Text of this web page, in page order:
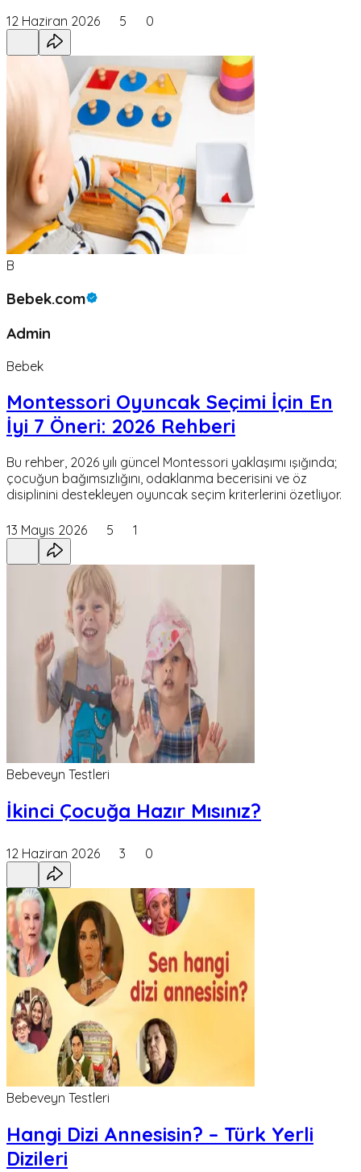
12 Haziran 2026 5 0
B
Bebek.com
Admin
Bebek
Montessori Oyuncak Seçimi İçin En
İyi 7 Öneri: 2026 Rehberi
Bu rehber, 2026 yılı güncel Montessori yaklaşımı ışığında;
çocuğun bağımsızlığını, odaklanma becerisini ve öz
disiplinini destekleyen oyuncak seçim kriterlerini özetliyor.
13 Mayıs 2026 5 1
Bebeveyn Testleri
İkinci Çocuğa Hazır Mısınız?
12 Haziran 2026 3 0
Bebeveyn Testleri
Hangi Dizi Annesisin? – Türk Yerli
Dizileri